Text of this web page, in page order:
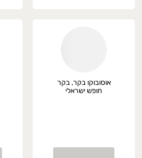
אוסובוקו בקר, בקר
חופש ישראלי